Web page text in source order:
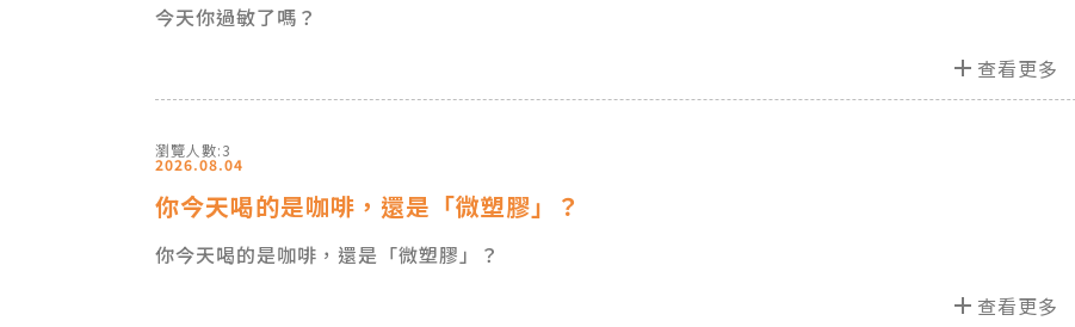
今天你過敏了嗎？
add 查看更多
2026.08.04
瀏覽人數:3
你今天喝的是咖啡，還是「微塑膠」？
你今天喝的是咖啡，還是「微塑膠」？
add 查看更多